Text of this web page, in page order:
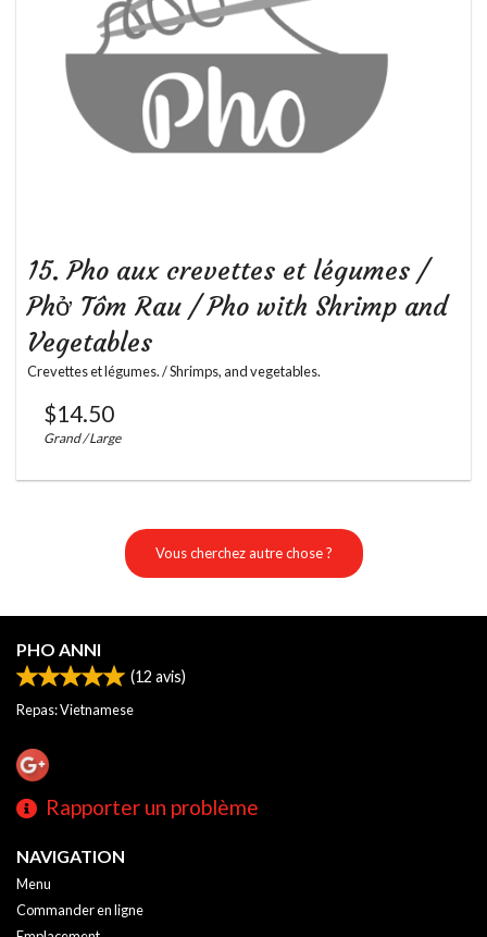
15. Pho aux crevettes et légumes /
Phở Tôm Rau / Pho with Shrimp and
Vegetables
Crevettes et légumes. / Shrimps, and vegetables.
$14.50
Grand / Large
Vous cherchez autre chose ?
PHO ANNI
(12 avis)
Repas: Vietnamese
Rapporter un problème
NAVIGATION
Menu
Commander en ligne